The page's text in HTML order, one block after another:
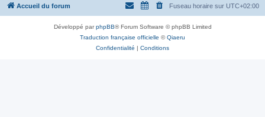
e
Accueil du forum Fuseau horaire sur UTC+02:00
Développé parphpBB® Forum Software © phpBB Limited
Traduction française officielle ©Qiaeru
Confidentialité | Conditions